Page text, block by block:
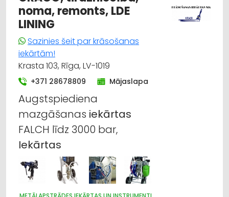
noma, remonts, LDE
LINING
Sazinies šeit par krāsošanas
iekārtām!
Krasta 103, Rīga, LV-1019
+371 28678809 Mājaslapa
Augstspiediena
mazgāšanas iekārtas
FALCH līdz 3000 bar,
Iekārtas